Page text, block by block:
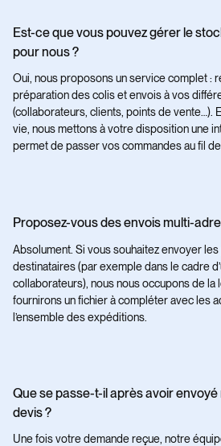
Est-ce que vous pouvez gérer le
pour nous ?
Oui, nous proposons un service complet :
préparation des colis et envois à vos
(collaborateurs, clients, points de vente…).
vie, nous mettons à votre disposition une
permet de passer vos commandes au fil de
Proposez-vous des envois multi-
Absolument. Si vous souhaitez envoyer
destinataires (par exemple dans le cadre
collaborateurs), nous nous occupons de la
fournirons un fichier à compléter avec les
l’ensemble des expéditions.
Que se passe-t-il après avoir
devis ?
Une fois votre demande reçue, notre